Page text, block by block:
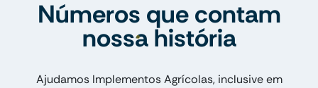
Números que contam
nossa história
Ajudamos Implementos Agrícolas, inclusive em